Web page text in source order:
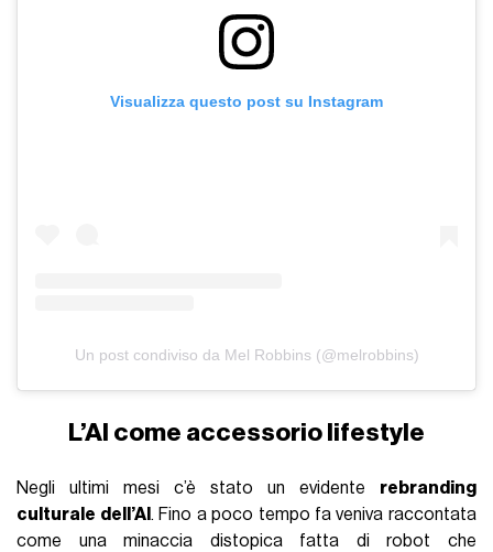
Visualizza questo post su Instagram
Un post condiviso da Mel Robbins (@melrobbins)
L’AI come accessorio lifestyle
Negli ultimi mesi c’è stato un evidente rebranding
culturale dell’AI . Fino a poco tempo fa veniva raccontata
come una minaccia distopica fatta di robot che